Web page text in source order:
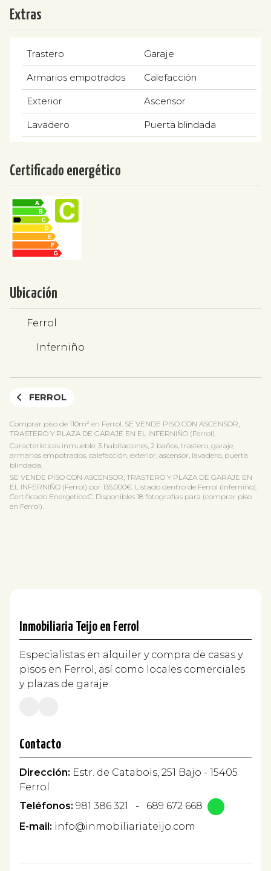
Extras
Trastero Garaje
Armarios empotrados Calefacción
Exterior Ascensor
Lavadero Puerta blindada
Certificado energético
Ubicación
Ferrol
Inferniño
FERROL
Comprar piso de 110m² en Ferrol. SE VENDE PISO CON ASCENSOR,
TRASTERO Y PLAZA DE GARAJE EN EL INFERNIÑO (Ferrol).
Características inmueble: 3 habitaciones, 2 baños, trastero, garaje,
armarios empotrados, calefacción, exterior, ascensor, lavadero, puerta
blindada.
SE VENDE PISO CON ASCENSOR, TRASTERO Y PLAZA DE GARAJE EN
EL INFERNIÑO (Ferrol) por 135.000€. Listado dentro de Ferrol (Inferniño).
Certificado Energetico:C. Disponibles 18 fotografias para (comprar piso
en Ferrol).
Inmobiliaria Teijo en Ferrol
Especialistas en alquiler y compra de casas y
pisos en Ferrol, así como locales comerciales
y plazas de garaje.
Contacto
Dirección: Estr. de Catabois, 251 Bajo - 15405
Ferrol
Teléfonos: 981 386 321 -
689 672 668
E-mail: info@inmobiliariateijo.com